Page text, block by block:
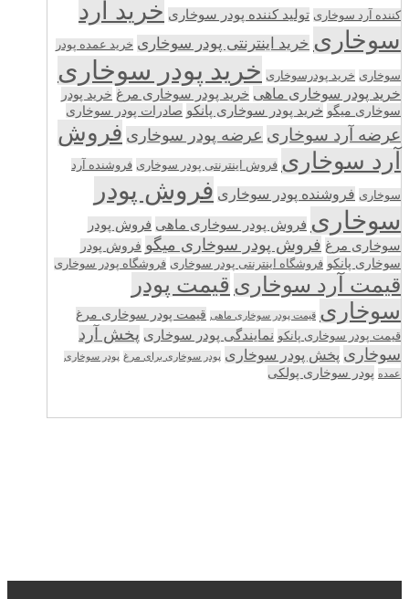
کننده آرد سوخاری تولید کننده پودر سوخاری خرید آرد
سوخاری خرید اینترنتی پودر سوخاری خرید عمده پودر
سوخاری خرید پودرسوخاری خرید پودر سوخاری
خرید پودر سوخاری ماهی خرید پودر سوخاری مرغ خرید پودر
سوخاری میگو خرید پودر سوخاری پانکو صادرات پودر سوخاری
عرضه آرد سوخاری عرضه پودر سوخاری فروش
آرد سوخاری فروش اینترنتی پودر سوخاری فروشنده آرد
سوخاری فروشنده پودر سوخاری فروش پودر
سوخاری فروش پودر سوخاری ماهی فروش پودر
سوخاری مرغ فروش پودر سوخاری میگو فروش پودر
سوخاری پانکو فروشگاه اینترنتی پودر سوخاری فروشگاه پودر سوخاری
قیمت آرد سوخاری قیمت پودر
سوخاری قیمت پودر سوخاری ماهی قیمت پودر سوخاری مرغ
قیمت پودر سوخاری پانکو نمایندگی پودر سوخاری پخش آرد
سوخاری پخش پودر سوخاری پودر سوخاری برای مرغ پودر سوخاری
عمده پودر سوخاری پولکی